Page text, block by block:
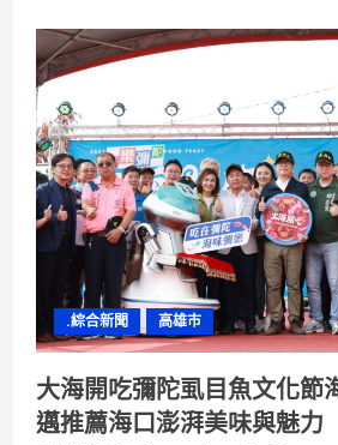
隆
國
食
農
教
育
農
糧
署
推
廣
國
雜
糧
開
進
南
台
灣
.綜合新聞 高雄市
大海開吃彌陀虱目魚文化
邁推薦海口澎湃美味與魅力